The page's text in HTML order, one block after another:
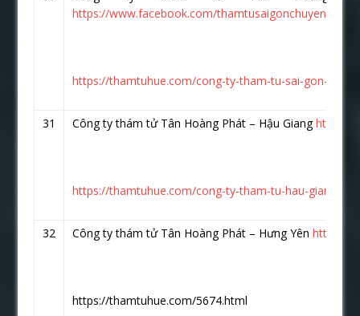
https://www.facebook.com/
https://thamtuhue.com/cong-ty-tham-tu-sai-gon-uy-
31 Công ty thám tử Tân Hoàng Phát – Hậu Gianghttps://
https://thamtuhue.com/cong-ty-tham-tu-hau-giang-
32 Công ty thám tử Tân Hoàng Phát – Hưng Yênhttps://
https://thamtuhue.com/5674.html